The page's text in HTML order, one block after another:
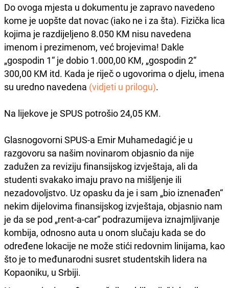
Do ovoga mjesta u dokumentu je zapravo navedeno
kome je uopšte dat novac (iako ne i za šta). Fizička lica
kojima je razdijeljeno 8.050 KM nisu navedena
imenom i prezimenom, već brojevima! Dakle
„gospodin 1“ je dobio 1.000,00 KM, „gospodin 2“
300,00 KM itd. Kada je riječ o ugovorima o djelu, imena
su uredno navedena (vidjeti u prilogu).
Na lijekove je SPUS potrošio 24,05 KM.
Glasnogovorni SPUS-a Emir Muhamedagić je u
razgovoru sa našim novinarom objasnio da nije
zadužen za reviziju finansijskog izvještaja, ali da
studenti svakako imaju pravo na mišljenje ili
nezadovoljstvo. Uz opasku da je i sam „bio iznenađen“
nekim dijelovima finansijskog izvještaja, objasnio nam
je da se pod „rent-a-car“ podrazumijeva iznajmljivanje
kombija, odnosno auta u onom slučaju kada se do
određene lokacije ne može stići redovnim linijama, kao
što je to međunarodni susret studentskih lidera na
Kopaoniku, u Srbiji.